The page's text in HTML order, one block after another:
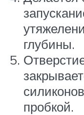
глубины.
пробкой.